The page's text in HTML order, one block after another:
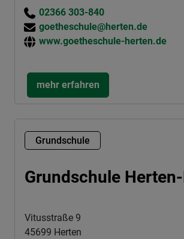
02366 303-840
goetheschule@herten.de
www.goetheschule-herten.de
mehr erfahren
Grundschule
Grundschule
Vitusstraße 9
45699 Herten